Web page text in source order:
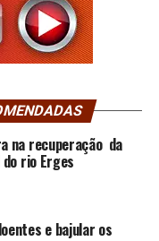
na recuperação da
rio Erges
e bajular os